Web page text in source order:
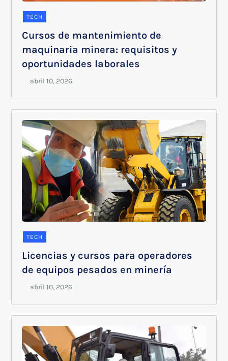
TECH
Cursos de mantenimiento de
maquinaria minera: requisitos y
oportunidades laborales
TECH
Licencias y cursos para operadores
de equipos pesados en minería